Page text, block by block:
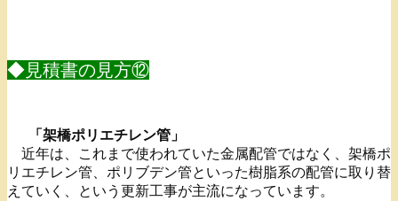
◆見積書の見方⑫
「架橋ポリエチレン管」
近年は、これまで使われていた金属配管ではなく、架橋ポ
リエチレン管、ポリブデン管といった樹脂系の配管に取り替
えていく、という更新工事が主流になっています。